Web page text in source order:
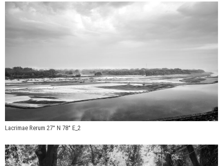
Lacrimae Rerum 27° N 78° E_2